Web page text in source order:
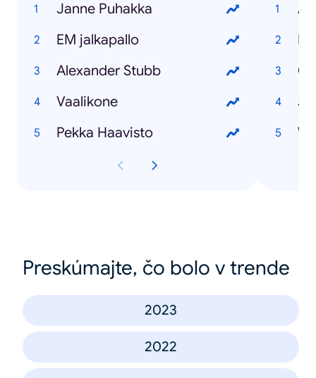
Janne Puhakka
EM jalkapallo
Alexander Stubb
Vaalikone
Pekka Haavisto
Preskúmajte, čo bolo v trende
2023
2022